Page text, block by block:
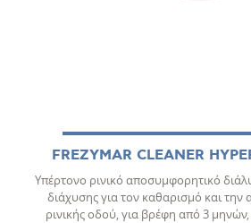
FREZYMAR CLEANER
Υπέρτονο ρινικό αποσυμφορητικό
διάχυσης για τον καθαρισµό και
ρινικής οδού, για βρέφη από 3 μηνών,